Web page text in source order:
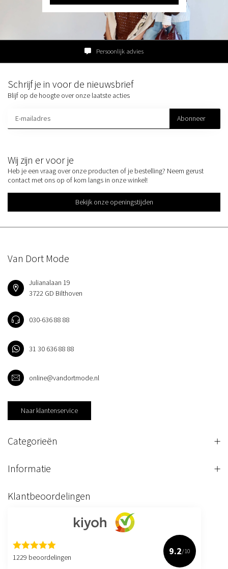
Persoonlijk advies
Wij zijn er voor je
Heb je een vraag over onze producten of je bestelling? Neem gerust
contact met ons op of kom langs in onze winkel!
Bekijk onze openingstijden
Schrijf je in voor de nieuwsbrief
Blijf op de hoogte over onze laatste acties
Abonneer
Van Dort Mode
Julianalaan 19
3722 GD Bilthoven
030-636 88 88
31 30 636 88 88
online@vandortmode.nl
Naar klantenservice
Categorieën
Informatie
Klantbeoordelingen
1229 beoordelingen
9.2/10